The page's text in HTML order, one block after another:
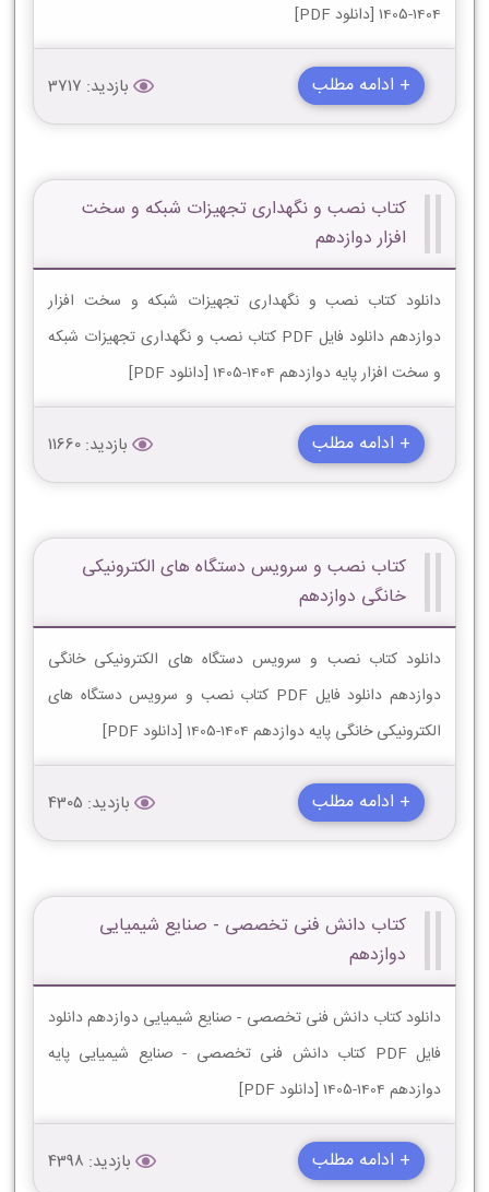
1404-1405 [دانلود PDF]
+ ادامه مطلب بازدید: 3717
کتاب نصب و نگهداری تجهیزات شبکه و سخت
افزار دوازدهم
دانلود کتاب نصب و نگهداری تجهیزات شبکه و سخت افزار
دوازدهم دانلود فایل PDF کتاب نصب و نگهداری تجهیزات شبکه
و سخت افزار پایه دوازدهم 1404-1405 [دانلود PDF]
+ ادامه مطلب بازدید: 11660
کتاب نصب و سرویس دستگاه ‌های الکترونیکی
خانگی دوازدهم
دانلود کتاب نصب و سرویس دستگاه ‌های الکترونیکی خانگی
دوازدهم دانلود فایل PDF کتاب نصب و سرویس دستگاه ‌های
الکترونیکی خانگی پایه دوازدهم 1404-1405 [دانلود PDF]
+ ادامه مطلب بازدید: 4305
کتاب دانش فنی تخصصی - صنایع شیمیایی
دوازدهم
دانلود کتاب دانش فنی تخصصی - صنایع شیمیایی دوازدهم دانلود
فایل PDF کتاب دانش فنی تخصصی - صنایع شیمیایی پایه
دوازدهم 1404-1405 [دانلود PDF]
+ ادامه مطلب بازدید: 4398